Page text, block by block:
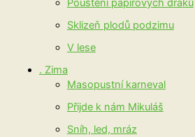
Pouštění papírových draků
Sklizeň plodů podzimu
V lese
. Zima
Masopustní karneval
Přijde k nám Mikuláš
Sníh, led, mráz